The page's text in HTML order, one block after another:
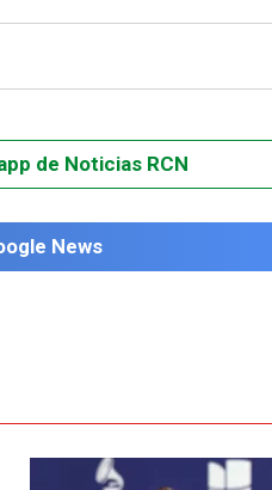
de Noticias RCN
News